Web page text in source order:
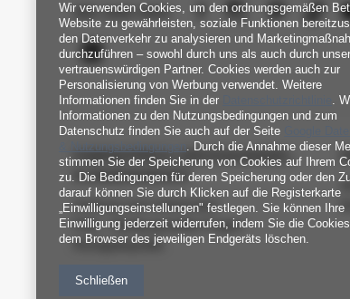
SEI UNS NAH
FABRIKPREIS-GROSSHANDEL-K
UNDENDIENST
Zahlung und Lieferkosten
FAQ - Häufig gestellte Fragen
Rückgabepolitik
Wir verwenden Cookies, um den ordnungsgemäßen
Website zu gewährleisten, soziale Funktionen
den Datenverkehr zu analysieren und
durchzuführen – sowohl durch uns als auch durch
vertrauenswürdigen Partner. Cookies werden auch zur
Personalisierung von Werbung verwendet. Weitere
Informationen finden Sie in der
.
Informationen zu den Nutzungsbedingungen und zum
Datenschutz finden Sie auch auf der Seite
& Nutzungsbedingungen . Durch die Annahme dieser
stimmen Sie der Speicherung von Cookies auf Ihrem
zu. Die Bedingungen für deren Speicherung oder den
darauf können Sie durch Klicken auf die Registerkarte
„Einwilligungseinstellungen" festlegen. Sie können Ihre
Einwilligung jederzeit widerrufen, indem Sie die
dem Browser des jeweiligen Endgeräts löschen.
Schließen